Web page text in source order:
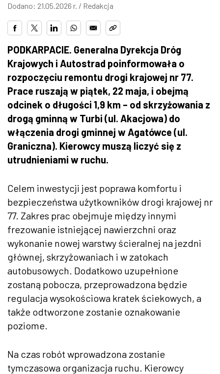
Dodano: 21.05.2026 r. / Redakcja
PODKARPACIE. Generalna Dyrekcja Dróg
Krajowych i Autostrad poinformowała o
rozpoczęciu remontu drogi krajowej nr 77.
Prace ruszają w piątek, 22 maja, i obejmą
odcinek o długości 1,9 km – od skrzyżowania z
drogą gminną w Turbi (ul. Akacjowa) do
włączenia drogi gminnej w Agatówce (ul.
Graniczna). Kierowcy muszą liczyć się z
utrudnieniami w ruchu.
Celem inwestycji jest poprawa komfortu i
bezpieczeństwa użytkowników drogi krajowej nr
77. Zakres prac obejmuje między innymi
frezowanie istniejącej nawierzchni oraz
wykonanie nowej warstwy ścieralnej na jezdni
głównej, skrzyżowaniach i w zatokach
autobusowych. Dodatkowo uzupełnione
zostaną pobocza, przeprowadzona będzie
regulacja wysokościowa kratek ściekowych, a
także odtworzone zostanie oznakowanie
poziome.
Na czas robót wprowadzona zostanie
tymczasowa organizacja ruchu. Kierowcy